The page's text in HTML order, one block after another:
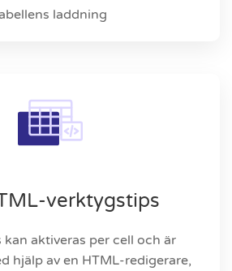
laddning
verktygstips
aktiveras per cell och är
hjälp av en HTML-redigerare,